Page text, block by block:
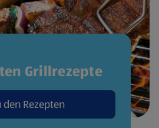
Grillrezepte
den Rezepten